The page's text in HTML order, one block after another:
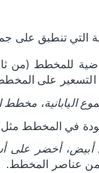
التي تنطبق
للمخطط (من
على
اليابانية، مخطط
في المخطط
أبيض، أخضر على
من عناصر المخطط.